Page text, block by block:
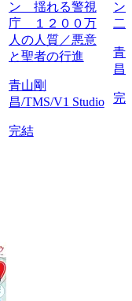
ン 揺れる警視
庁 １２００万
人の人質／悪意
と聖者の行進
青山剛
昌/TMS/V1 Studio
完結
ン
二
青
昌
完